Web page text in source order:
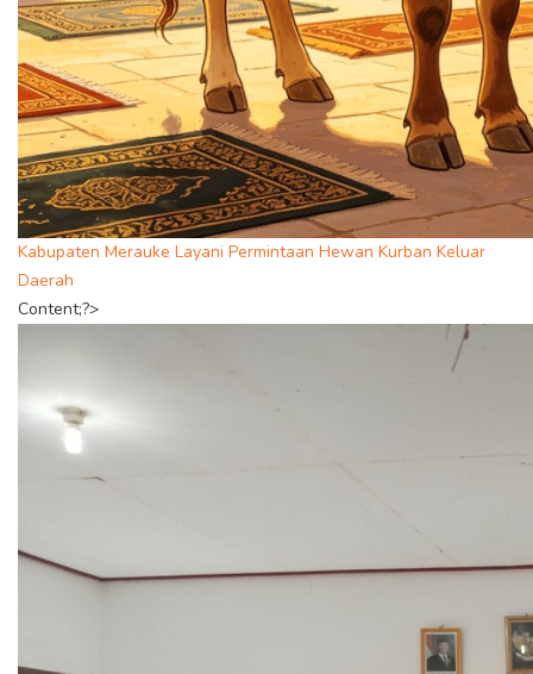
Kabupaten Merauke Layani Permintaan Hewan Kurban Keluar
Daerah
Content;?>